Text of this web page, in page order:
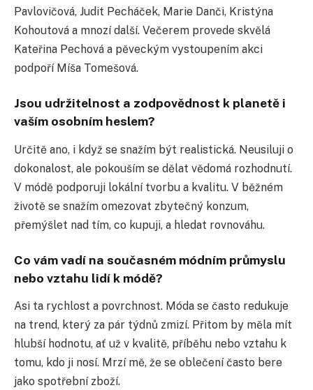
Pavlovičová, Judit Pecháček, Marie Danči, Kristýna
Kohoutová a mnozí další. Večerem provede skvělá
Kateřina Pechová a pěveckým vystoupením akci
podpoří Míša Tomešová.
Jsou udržitelnost a zodpovědnost k planetě i
vaším osobním heslem?
Určitě ano, i když se snažím být realistická. Neusiluji o
dokonalost, ale pokouším se dělat vědomá rozhodnutí.
V módě podporuji lokální tvorbu a kvalitu. V běžném
životě se snažím omezovat zbytečný konzum,
přemýšlet nad tím, co kupuji, a hledat rovnováhu.
Co vám vadí na současném módním průmyslu
nebo vztahu lidí k módě?
Asi ta rychlost a povrchnost. Móda se často redukuje
na trend, který za pár týdnů zmizí. Přitom by měla mít
hlubší hodnotu, ať už v kvalitě, příběhu nebo vztahu k
tomu, kdo ji nosí. Mrzí mě, že se oblečení často bere
jako spotřební zboží.